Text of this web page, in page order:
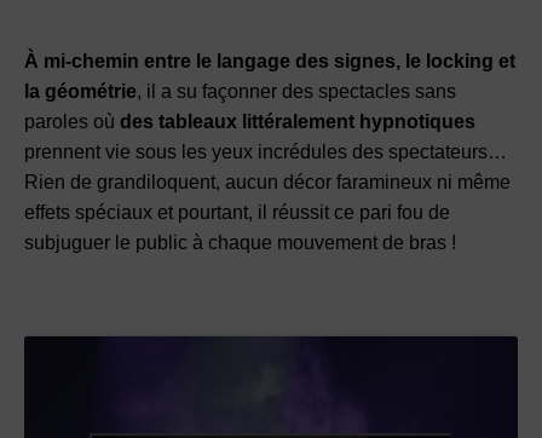
À mi-chemin entre le langage des signes, le locking et
la géométrie, il a su façonner des spectacles sans
paroles où des tableaux littéralement hypnotiques
prennent vie sous les yeux incrédules des spectateurs…
Rien de grandiloquent, aucun décor faramineux ni même
effets spéciaux et pourtant, il réussit ce pari fou de
subjuguer le public à chaque mouvement de bras !